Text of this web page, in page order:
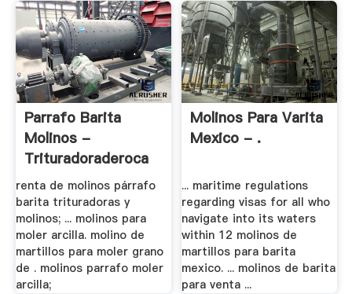
Parrafo Barita
Molinos -
Trituradoraderoca
renta de molinos párrafo
barita trituradoras y
molinos; ... molinos para
moler arcilla. molino de
martillos para moler grano
de . molinos parrafo moler
arcilla;
Molinos Para Varita
Mexico - .
... maritime regulations
regarding visas for all who
navigate into its waters
within 12 molinos de
martillos para barita
mexico. ... molinos de barita
para venta ...